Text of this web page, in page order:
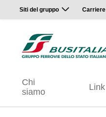
Siti del gruppo Carriere
Chi
siamo
Link